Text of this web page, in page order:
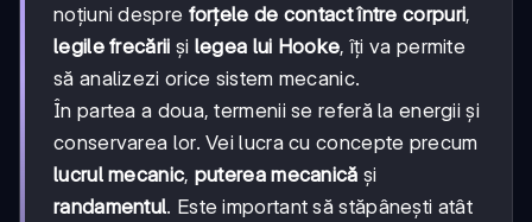
noțiuni despre forțele de contact între corpuri,
legile frecării și legea lui Hooke, îți va permite
să analizezi orice sistem mecanic.
În partea a doua, termenii se referă la energii și
conservarea lor. Vei lucra cu concepte precum
lucrul mecanic, puterea mecanică și
randamentul. Este important să stăpânești atât